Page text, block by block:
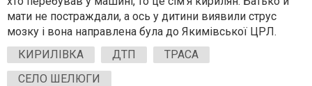
мати не постраждали, а ось у дитини виявили струс
мозку і вона направлена була до Якимівської ЦРЛ.
КИРИЛІВКА
ДТП
ТРАСА
СЕЛО ШЕЛЮГИ